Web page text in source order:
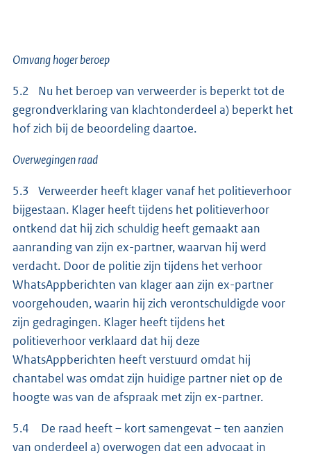
Omvang hoger beroep
5.2 Nu het beroep van verweerder is beperkt tot de
gegrondverklaring van klachtonderdeel a) beperkt het
hof zich bij de beoordeling daartoe.
Overwegingen raad
5.3 Verweerder heeft klager vanaf het politieverhoor
bijgestaan. Klager heeft tijdens het politieverhoor
ontkend dat hij zich schuldig heeft gemaakt aan
aanranding van zijn ex-partner, waarvan hij werd
verdacht. Door de politie zijn tijdens het verhoor
WhatsAppberichten van klager aan zijn ex-partner
voorgehouden, waarin hij zich verontschuldigde voor
zijn gedragingen. Klager heeft tijdens het
politieverhoor verklaard dat hij deze
WhatsAppberichten heeft verstuurd omdat hij
chantabel was omdat zijn huidige partner niet op de
hoogte was van de afspraak met zijn ex-partner.
5.4 De raad heeft – kort samengevat – ten aanzien
van onderdeel a) overwogen dat een advocaat in